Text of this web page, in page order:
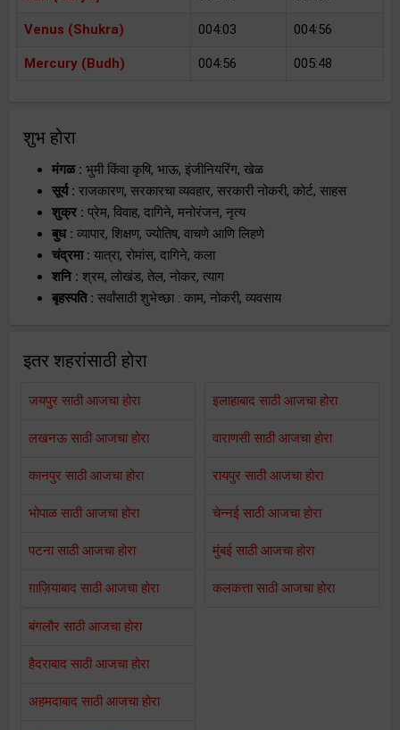
Venus (Shukra) 004:03 004:56
Mercury (Budh) 004:56 005:48
शुभ होरा
मंगळ : भुमी किंवा कृषि, भाऊ, इंजीनियरिंग, खेळ
सूर्य : राजकारण, सरकारचा व्यवहार, सरकारी नोकरी, कोर्ट, साहस
शुक्र : प्रेम, विवाह, दागिने, मनोरंजन, नृत्य
बुध : व्यापार, शिक्षण, ज्योतिष, वाचणे आणि लिहणे
चंद्रमा : यात्रा, रोमांस, दागिने, कला
शनि : श्रम, लोखंड, तेल, नोकर, त्याग
बृहस्पति : सर्वांसाठी शुभेच्छा : काम, नोकरी, व्यवसाय
इतर शहरांसाठी होरा
जयपुर साठी आजचा होरा
लखनऊ साठी आजचा होरा
कानपुर साठी आजचा होरा
भोपाळ साठी आजचा होरा
पटना साठी आजचा होरा
ग़ाज़ियाबाद साठी आजचा होरा
इलाहाबाद साठी आजचा होरा
वाराणसी साठी आजचा होरा
रायपुर साठी आजचा होरा
चेन्नई साठी आजचा होरा
मुंबई साठी आजचा होरा
कलकत्ता साठी आजचा होरा
बंगलौर साठी आजचा होरा
हैदराबाद साठी आजचा होरा
अहमदाबाद साठी आजचा होरा